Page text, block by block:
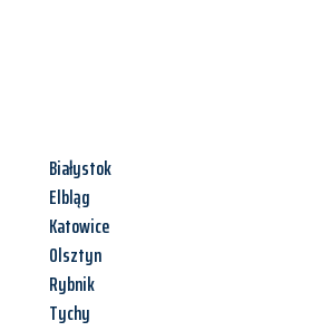
Białystok
Elbląg
Katowice
Olsztyn
Rybnik
Tychy